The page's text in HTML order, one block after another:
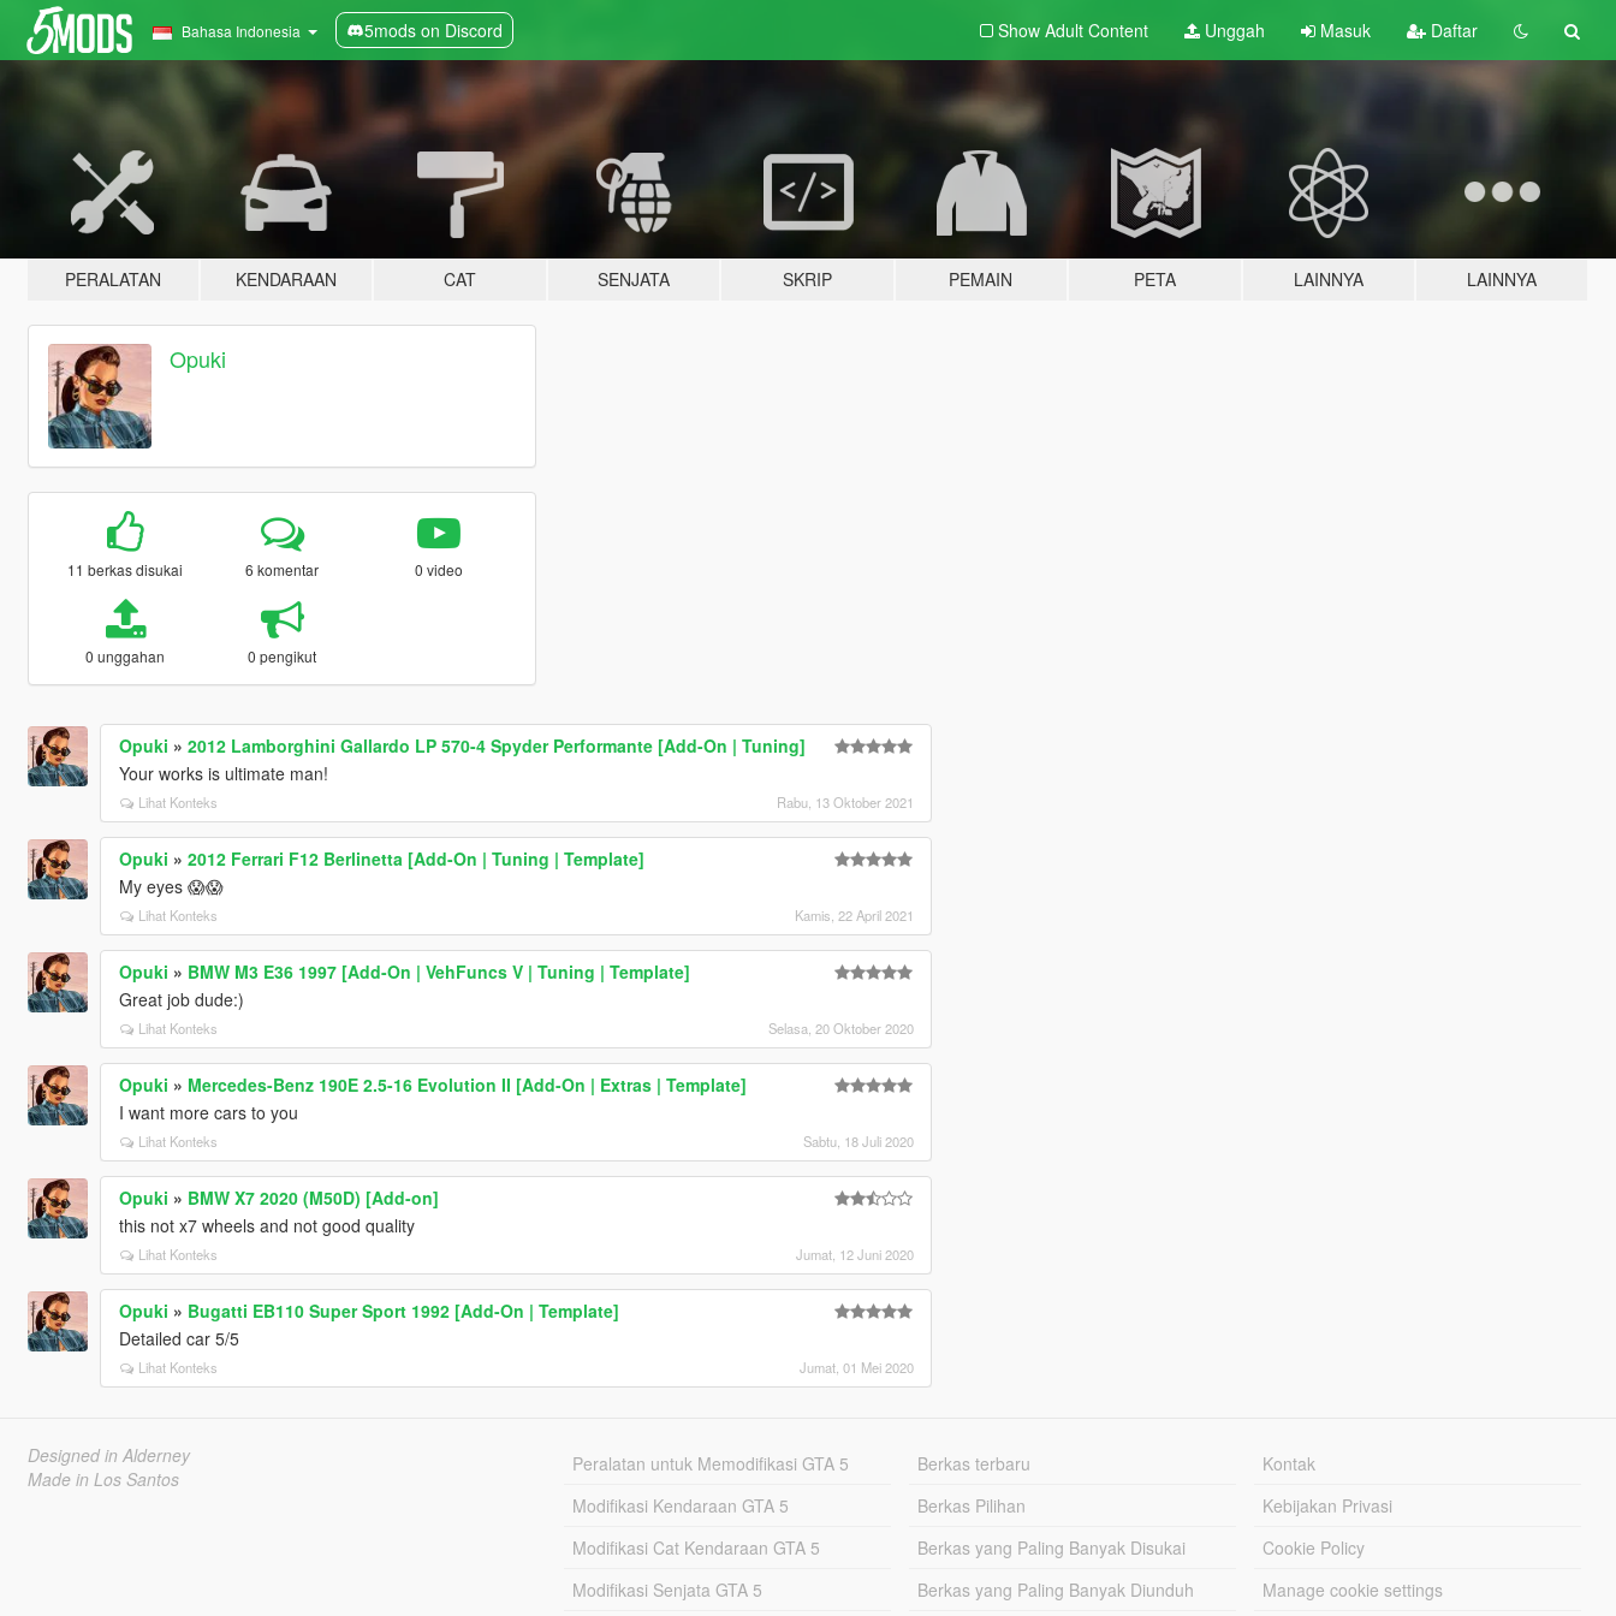
Bahasa Indonesia 5mods on Discord Show Adult Content Unggah Masuk Daftar
PERALATAN KENDARAAN CAT SENJATA SKRIP PEMAIN PETA LAINNYA LAINNYA
Opuki
11 berkas disukai 6 komentar 0 video
0 unggahan 0 pengikut
Opuki » 2012 Lamborghini Gallardo LP 570-4 Spyder Performante [Add-On | Tuning]
Your works is ultimate man!
Lihat Konteks Rabu, 13 Oktober 2021
Opuki » 2012 Ferrari F12 Berlinetta [Add-On | Tuning | Template]
My eyes 😱😱
Lihat Konteks Kamis, 22 April 2021
Opuki » BMW M3 E36 1997 [Add-On | VehFuncs V | Tuning | Template]
Great job dude:)
Lihat Konteks Selasa, 20 Oktober 2020
Opuki » Mercedes-Benz 190E 2.5-16 Evolution II [Add-On | Extras | Template]
I want more cars to you
Lihat Konteks Sabtu, 18 Juli 2020
Opuki » BMW X7 2020 (M50D) [Add-on]
this not x7 wheels and not good quality
Lihat Konteks Jumat, 12 Juni 2020
Opuki » Bugatti EB110 Super Sport 1992 [Add-On | Template]
Detailed car 5/5
Lihat Konteks Jumat, 01 Mei 2020
Designed in Alderney
Made in Los Santos
Peralatan untuk Memodifikasi GTA 5
Modifikasi Kendaraan GTA 5
Modifikasi Cat Kendaraan GTA 5
Modifikasi Senjata GTA 5
Berkas terbaru
Berkas Pilihan
Berkas yang Paling Banyak Disukai
Berkas yang Paling Banyak Diunduh
Kontak
Kebijakan Privasi
Cookie Policy
Manage cookie settings